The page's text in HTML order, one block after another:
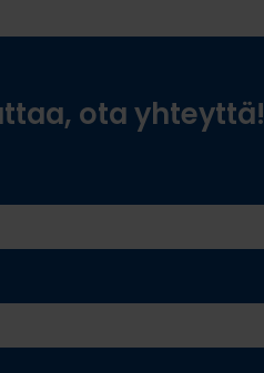
ota yhteyttä!